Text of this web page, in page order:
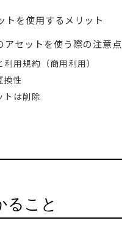
トを使用するメリット
セットを使う際の注意点
用規約（商用利用）
換性
トは削除
ること